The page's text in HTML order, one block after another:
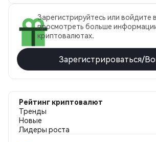
Зарегистрируйтесь или войдите
просмотреть больше
криптовалютах.
Зарегистрироваться/
Рейтинг криптовалют
Тренды
Новые
Лидеры роста